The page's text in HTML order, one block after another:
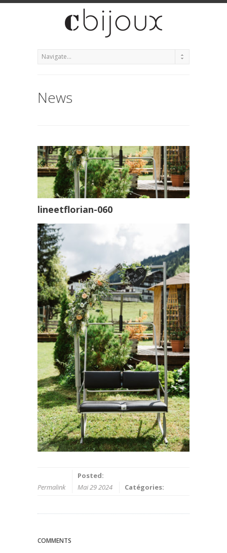
News
lineetflorian-060
Permalink
Posted:
Mai 29 2024
Catégories:
COMMENTS